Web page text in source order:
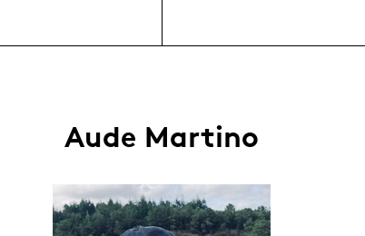
Aude Martino